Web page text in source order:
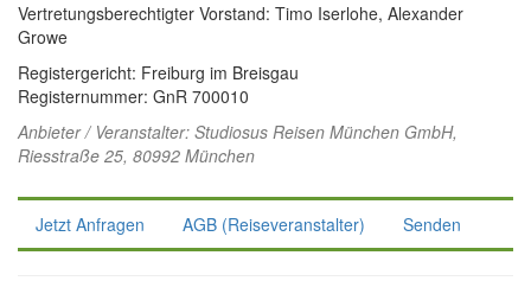
Vertretungsberechtigter Vorstand: Timo Iserlohe, Alexander
Growe
Registergericht: Freiburg im Breisgau
Registernummer: GnR 700010
Anbieter / Veranstalter: Studiosus Reisen München GmbH,
Riesstraße 25, 80992 München
Jetzt Anfragen AGB (Reiseveranstalter) Senden